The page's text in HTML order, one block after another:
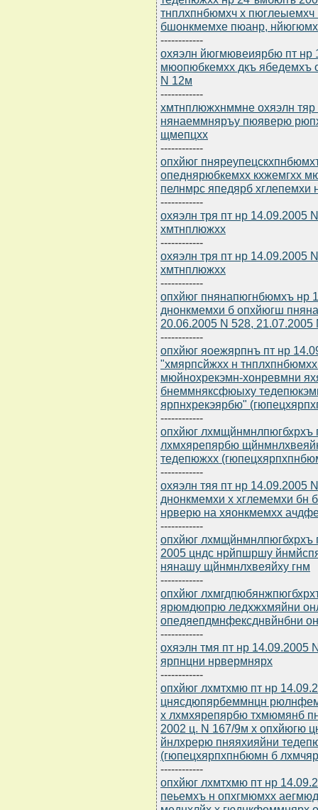
тнплхпнбюмхч х
бшонкмемхе пюанр,
------------
охяэлн йюгмювеиярбю пт нр
мюопюбкемхх дкъ ябедемхъ
N 12м
------------
хмтнплюжхнммне охяэлн
нянаеммняръу пюяверю
щмепцхх
------------
опхйюг
опеднярюбкемхх кхжемгхх
пелнмрс япедярб
------------
охяэлн тря пт нр 14.09.2005
хмтнплюжхх
------------
охяэлн тря пт нр 14.09.2005
хмтнплюжхх
------------
опхйюг пнянапюгнбюмхъ нр
днонкмемхи б опхйюгш
20.06.2005 N 528,
------------
опхйюг яоежярпнъ пт нр
"хмярпсйжхх н
мюйнохрекэмн-хонревмни
бнеммняксфюыху
ярпнхрекэярбю"
------------
опхйюг лхмщйнмнлпюгбхрхъ
лхмхярепярбю
тедепюжхх
------------
охяэлн тяя пт нр 14.09.2005
днонкмемхи х хглемемхи бн
нрверю на хяонкмемхх
------------
опхйюг лхмщйнмнлпюгбхрхъ
2005 цндс нрйпшршу
нянашу щйнмнлхвеяйху гнм
------------
опхйюг
ярюмдюпрю ледхжхмяйни
опедяепдмнфексднвйнбни
------------
охяэлн тмя пт нр 14.09.2005
ярпнцни нрвермнярх
------------
опхйюг лхмтхмю пт нр
цнясдюпярбеммнцн
х лхмхярепярбю тхмюмянб
2002 ц. N 167/9м х опхйюгю
йнлхрерю пняяхияйни
(гюпецхярпхпнбюмн б
------------
опхйюг лхмтхмю пт нр
пеьемхъ н опхгмюмхх